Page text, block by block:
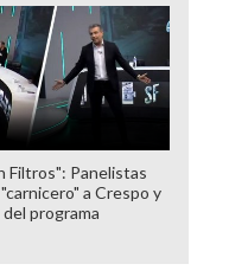
Filtros": Panelistas
a Crespo y
programa